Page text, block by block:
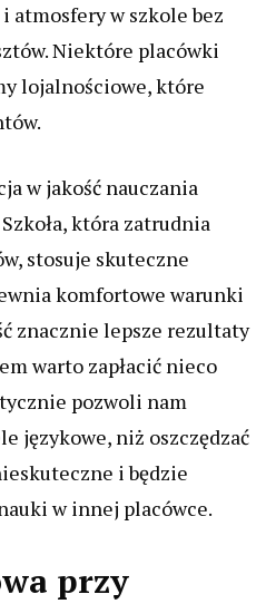
atmosfery w szkole bez
Niektóre placówki
lojalnościowe, które
w jakość nauczania
która zatrudnia
stosuje skuteczne
komfortowe warunki
znacznie lepsze rezultaty
warto zapłacić nieco
pozwoli nam
językowe, niż oszczędzać
i będzie
w innej placówce.
przy